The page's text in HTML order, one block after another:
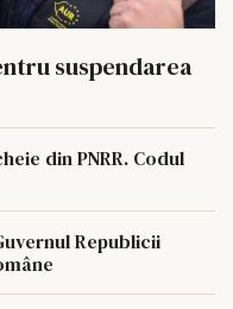
suspendarea
din PNRR. Codul
Republicii